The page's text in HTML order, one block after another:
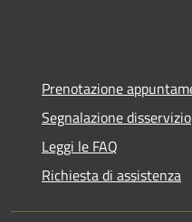
Prenotazione
Segnalazione disservizio
Leggi le FAQ
Richiesta di assistenza